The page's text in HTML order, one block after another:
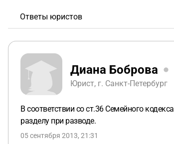
Ответы юристов
Диана Боброва
Юрист, г. Санкт-Петербург
В соответствии со ст.36 Семейного
разделу при разводе.
05 сентября 2013, 21:31